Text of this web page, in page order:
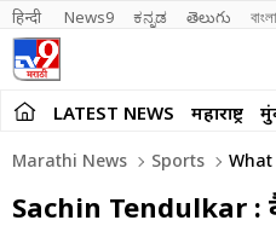
हिन्दी News9 ಕನ್ನಡ తెలుగు বাংলা
LATEST NEWS महाराष्ट्र
Marathi News Sports What
Sachin Tendulkar :